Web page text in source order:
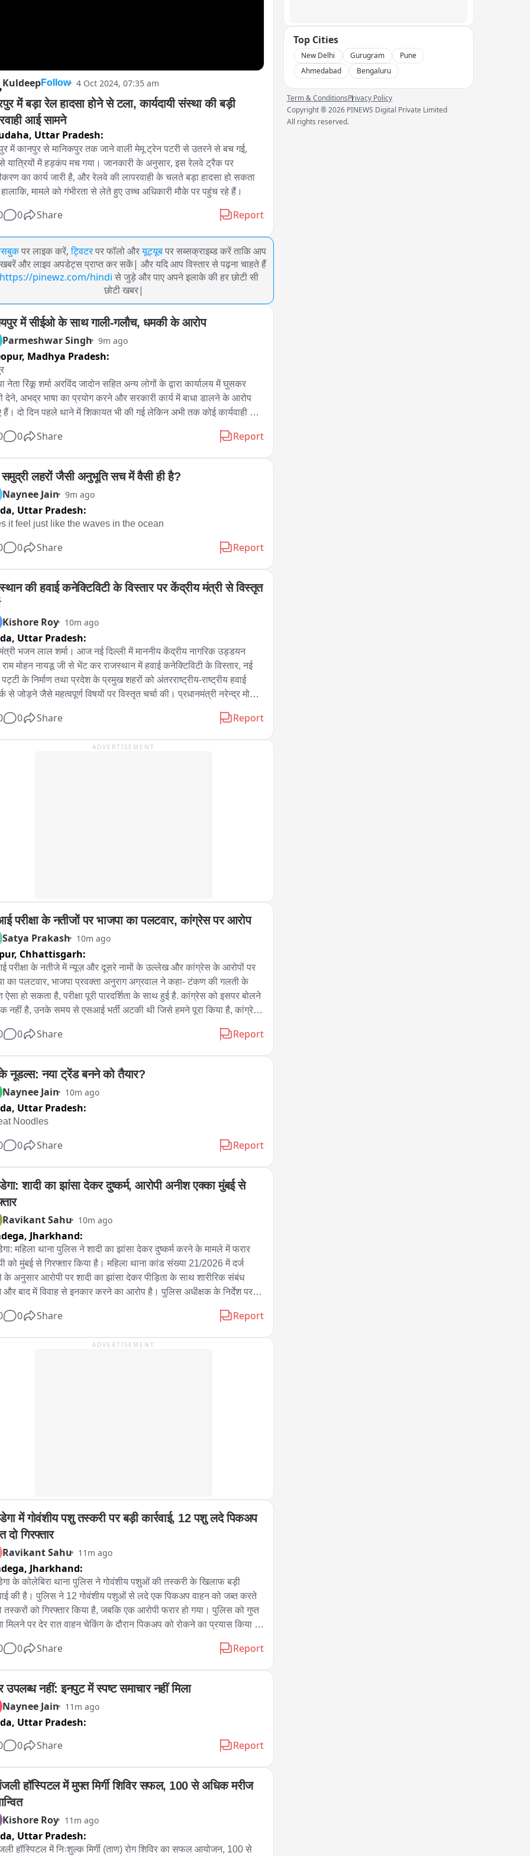
KuldeepFollow 4 Oct 2024, 07:35 am
में बड़ा रेल हादसा होने से टला, कार्यदायी संस्था की बड़ी
आई सामने
Uttar Pradesh:
में कानपुर से मानिकपुर तक जाने वाली मेमू ट्रेन पटरी से उतरने से बच गई,
यात्रियों में हड़कंप मच गया। जानकारी के अनुसार, इस रेलवे ट्रैक पर
का कार्य जारी है, और रेलवे की लापरवाही के चलते बड़ा हादसा हो सकता
मामले को गंभीरता से लेते हुए उच्च अधिकारी मौके पर पहुंच रहे हैं।
0 Share Report
पर लाइक करें, ट्विटर पर फॉलो औरयूट्यूब पर सब्सक्राइब्ड करें ताकि आप
खबरें और लाइव अपडेट्स प्राप्त कर सकें| और यदि आप विस्तार से पढ़ना चाहते हैं
https://pinewz.com/hindi से जुड़े और पाए अपने इलाके की हर छोटी सी
छोटी खबर|
में सीईओ के साथ गाली-गलौच, धमकी के आरोप
Parmeshwar Singh 9m ago
Madhya Pradesh:
नेता रिंकू शर्मा अरविंद जादोन सहित अन्य लोगों के द्वारा कार्यालय में घुसकर
देने, अभद्र भाषा का प्रयोग करने और सरकारी कार्य में बाधा डालने के आरोप
हैं। दो दिन पहले थाने में शिकायत भी की गई लेकिन अभी तक कोई कार्यवाही नहीं
को आवेदन पत्र सौंप कर जनपद कर्मचारियों द्वारा कार्यवाही की मांग की गई है
कार्यालय में पहुंचे कुछ लोगों ने सीईओ से विवाद किया और कर्मचारियों के साथ
की। इसके विरोध में कर्मचारियों ने दोषियों के खिलाफ एफआईआर दर्ज
सख्त कार्रवाई की मांग की है। सीईओ विजयपुर की ओर से पुलिस थाना
में शिकायत दर्ज कराई गई है। शिकायत में आरोप लगाया गया है कि कार्यालय में
कार्य में बाधा पहुंचाई गई, गाली-गलौज की गई और धमकी दी गई। इस
के बाद जनपद पंचायत के कर्मचारियों और सचिवों में नाराजगी है। उन्होंने
दी है कि यदि आरोपियों के खिलाफ उचित कार्रवाई नहीं हुई तो वे सामूहिक रूप
करने के लिए मजबूर होंगे।
0 Share Report
समुद्री लहरों जैसी अनुभूति सच में वैसी ही है?
Naynee Jain 9m ago
Uttar Pradesh:
it feel just like the waves in the ocean
0 Share Report
की हवाई कनेक्टिविटी के विस्तार पर केंद्रीय मंत्री से विस्तृत
Kishore Roy 10m ago
Uttar Pradesh:
भजन लाल शर्मा। आज नई दिल्ली में माननीय केंद्रीय नागरिक उड्डयन
राम मोहन नायडू जी से भेंट कर राजस्थान में हवाई कनेक्टिविटी के विस्तार, नई
पट्टी के निर्माण तथा प्रदेश के प्रमुख शहरों को अंतरराष्ट्रीय-राष्ट्रीय हवाई
से जोड़ने जैसे महत्वपूर्ण विषयों पर विस्तृत चर्चा की। प्रधानमंत्री नरेन्द्र मोदी
एविएसन इंफ्रास्ट्रक्चर के निर्माण हेतु हमारी सरकार निरंतर संकल्पित है।
0 Share Report
ADVERTISEMENT
परीक्षा के नतीजों पर भाजपा का पलटवार, कांग्रेस पर आरोप
Satya Prakash 10m ago
Chhattisgarh:
परीक्षा के नतीजे में न्यूज़ और दूसरे नामों के उल्लेख और कांग्रेस के आरोपों पर
का पलटवार, भाजपा प्रवक्ता अनुराग अग्रवाल ने कहा- टंकण की गलती के
ऐसा हो सकता है, परीक्षा पूरी पारदर्शिता के साथ हुई है. कांग्रेस को इसपर बोलने
नहीं है, उनके समय से एसआई भर्ती अटकी थी जिसे हमने पूरा किया है, कांग्रेस
0 Share Report
नूडल्स: नया ट्रेंड बनने को तैयार?
Naynee Jain 10m ago
Uttar Pradesh:
Noodles
0 Share Report
शादी का झांसा देकर दुष्कर्म, आरोपी अनीश एक्का मुंबई से
Ravikant Sahu 10m ago
Jharkhand:
महिला थाना पुलिस ने शादी का झांसा देकर दुष्कर्म करने के मामले में फरार
को मुंबई से गिरफ्तार किया है। महिला थाना कांड संख्या 21/2026 में दर्ज
के अनुसार आरोपी पर शादी का झांसा देकर पीड़िता के साथ शारीरिक संबंध
और बाद में विवाह से इनकार करने का आरोप है। पुलिस अधीक्षक के निर्देश पर
किया। पुलिस आरोपी को सिमडेगा लाकर आगे की कानूनी कार्रवाई में जुट गई
0 Share Report
ADVERTISEMENT
में गोवंशीय पशु तस्करी पर बड़ी कार्रवाई, 12 पशु लदे पिकअप
दो गिरफ्तार
Ravikant Sahu 11m ago
Jharkhand:
के कोलेबिरा थाना पुलिस ने गोवंशीय पशुओं की तस्करी के खिलाफ बड़ी
की है। पुलिस ने 12 गोवंशीय पशुओं से लदे एक पिकअप वाहन को जब्त करते
तस्करों को गिरफ्तार किया है, जबकि एक आरोपी फरार हो गया। पुलिस को गुप्त
मिलने पर देर रात वाहन चेकिंग के दौरान पिकअप को रोकने का प्रयास किया
मंसूर मीर और दिलशेर खान को गिरफ्तार किया गया, जबकि एक आरोपी अंधेरे
फोन और पशुओं को बांधने की रस्सियां जब्त की हैं। मामले में गोवंशीय पशुहत्या
अधिनियम एवं पशु क्रूरता निवारण अधिनियम के तहत प्राथमिकी दर्ज कर
कार्रवाई की जा रही है।
0 Share Report
उपलब्ध नहीं: इनपुट में स्पष्ट समाचार नहीं मिला
Naynee Jain 11m ago
Uttar Pradesh:
0 Share Report
हॉस्पिटल में मुफ्त मिर्गी शिविर सफल, 100 से अधिक मरीज
Kishore Roy 11m ago
Uttar Pradesh:
हॉस्पिटल में निःशुल्क मिर्गी (ताण) रोग शिविर का सफल आयोजन, 100 से
Top Cities
New Delhi Gurugram
Pune
Ahmedabad
Bengaluru
Term & ConditionsPrivacy Policy
Copyright ®2026 PINEWS Digital Private Limited
All rights reserved.